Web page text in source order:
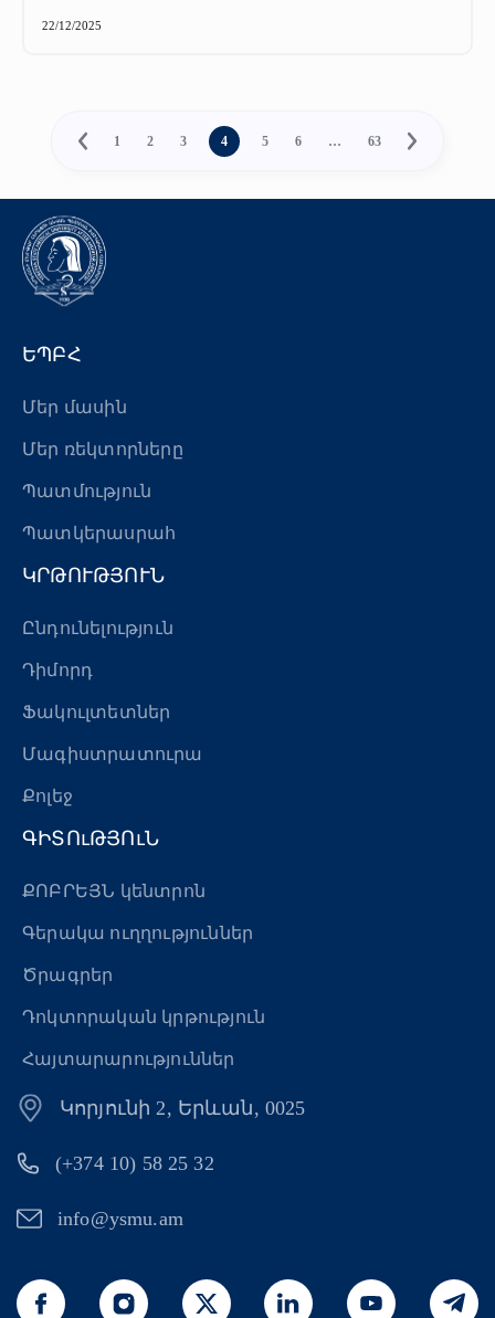
22/12/2025
1 2 3 4 5 6 … 63
ԵՊԲՀ
Մեր մասին
Մեր ռեկտորները
Պատմություն
Պատկերասրահ
ԿՐԹՈՒԹՅՈՒՆ
Ընդունելություն
Դիմորդ
Ֆակուլտետներ
Մագիստրատուրա
Քոլեջ
ԳԻՏՈւԹՅՈւՆ
ՔՈԲՐԵՅՆ կենտրոն
Գերակա ուղղություններ
Ծրագրեր
Դոկտորական կրթություն
Հայտարարություններ
Կորյունի 2, Երևան, 0025
(+374 10) 58 25 32
info@ysmu.am